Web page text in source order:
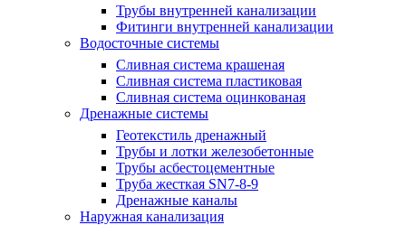
Трубы внутренней канализации
Фитинги внутренней канализации
Водосточные системы
Сливная система крашеная
Сливная система пластиковая
Сливная система оцинкованая
Дренажные системы
Геотекстиль дренажный
Трубы и лотки железобетонные
Трубы асбестоцементные
Труба жесткая SN7-8-9
Дренажные каналы
Наружная канализация